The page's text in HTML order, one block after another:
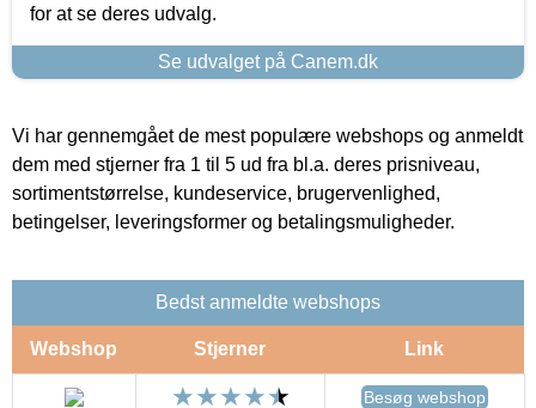
for at se deres udvalg.
Se udvalget på Canem.dk
Vi har gennemgået de mest populære webshops og anmeldt
dem med stjerner fra 1 til 5 ud fra bl.a. deres prisniveau,
sortimentstørrelse, kundeservice, brugervenlighed,
betingelser, leveringsformer og betalingsmuligheder.
Bedst anmeldte webshops
Webshop Stjerner Link
Besøg webshop